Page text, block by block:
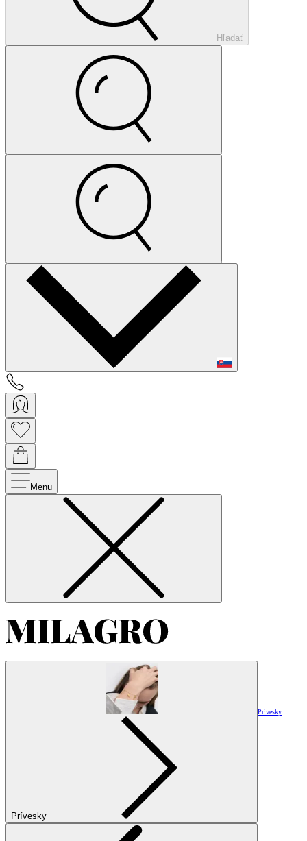
Hľadať
Menu
Prívesky
Prívesky